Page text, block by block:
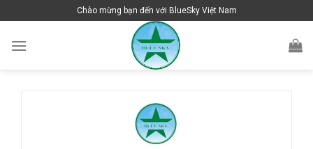
to
content
Chào mừng bạn đến với BlueSky Việt Nam